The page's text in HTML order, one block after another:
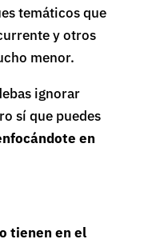
temáticos que
y otros
menor.
ignorar
sí que puedes
en
tienen en el